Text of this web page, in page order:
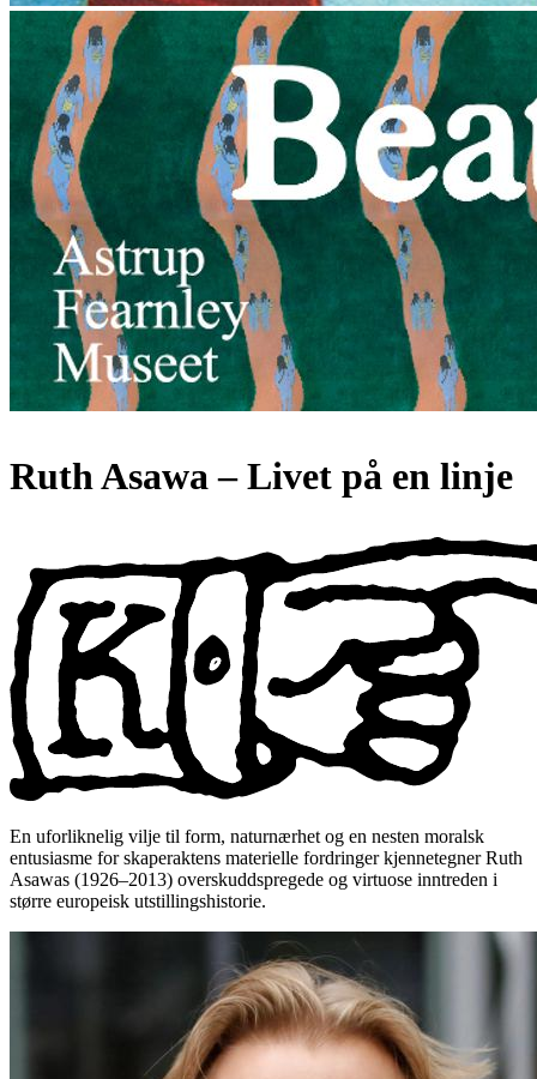
Ruth Asawa – Livet på en linje
En uforliknelig vilje til form, naturnærhet og en nesten moralsk
entusiasme for skaperaktens materielle fordringer kjennetegner Ruth
Asawas (1926–2013) overskuddspregede og virtuose inntreden i
større europeisk utstillingshistorie.